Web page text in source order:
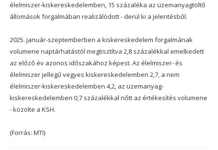
élelmiszer-kiskereskedelemben, 15 százaléka az üzemanyagtöltő
állomások forgalmában realizálódott - derül ki a jelentésből.
2025. január-szeptemberben a kiskereskedelem forgalmának
volumene naptárhatástól megtisztítva 2,8 százalékkal emelkedett
az előző év azonos időszakához képest. Az élelmiszer- és
élelmiszer jellegű vegyes kiskereskedelemben 2,7, a nem
élelmiszer-kiskereskedelemben 4,2, az üzemanyag-
kiskereskedelemben 0,7 százalékkal nőtt az értékesítés volumene
- közölte a KSH.
(Forrás: MTI)